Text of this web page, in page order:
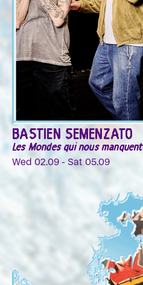
BASTIEN SEMENZATO
Les Mondes qui nous manquent
Wed 02.09 - Sat 05.09